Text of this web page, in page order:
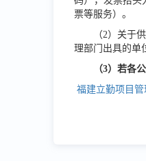
票等服务）。
（2）关于
理部门出具的单
（3）若各
福建立勤项目